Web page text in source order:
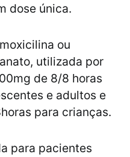
dose única.
ou
utilizada por
de 8/8 horas
e adultos e
para crianças.
para pacientes